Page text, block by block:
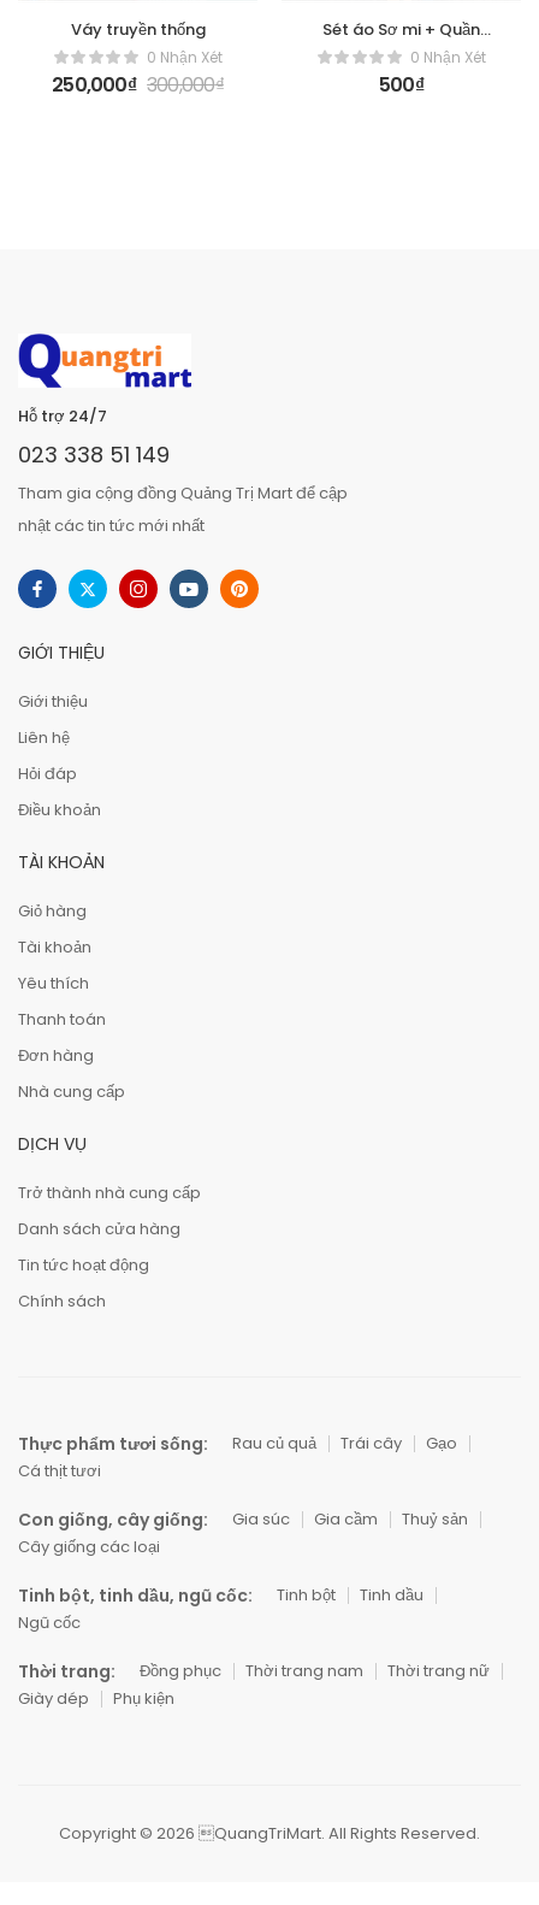
Váy truyền thống
0 Nhận Xét
250,000₫ 300,000₫
Sét áo Sơ mi + Quần
jean dài0 Nhận Xét
500₫
Hỗ trợ 24/7
023 338 51 149
Tham gia cộng đồng Quảng Trị Mart để cập
nhật các tin tức mới nhất
GIỚI THIỆU
Giới thiệu
Liên hệ
Hỏi đáp
Điều khoản
TÀI KHOẢN
Giỏ hàng
Tài khoản
Yêu thích
Thanh toán
Đơn hàng
Nhà cung cấp
DỊCH VỤ
Trở thành nhà cung cấp
Danh sách cửa hàng
Tin tức hoạt động
Chính sách
Thực phẩm tươi sống: Rau củ quả Trái cây
Gạo
Cá thịt tươi
Con giống, cây giống: Gia súc Gia cầm
Thuỷ sản
Cây giống các loại
Tinh bột, tinh dầu, ngũ cốc: Tinh bột
Tinh dầu
Ngũ cốc
Thời trang: Đồng phục Thời trang nam
Thời trang nữ
Giày dép
Phụ kiện
Copyright © 2026 QuangTriMart. All Rights Reserved.